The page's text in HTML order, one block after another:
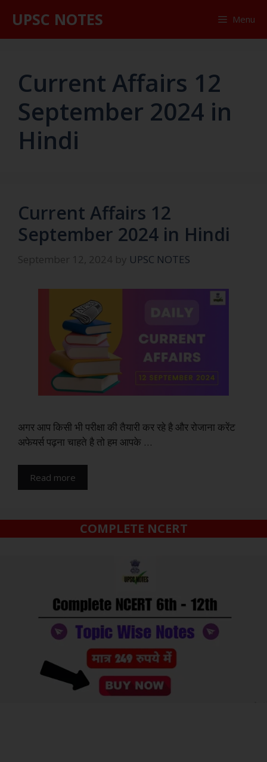
UPSC NOTES Menu
Current Affairs 12
September 2024 in
Hindi
Current Affairs 12
September 2024 in Hindi
September 12, 2024 by UPSC NOTES
अगर आप किसी भी परीक्षा की तैयारी कर रहे है और रोजाना करेंट
अफेयर्स पढ़ना चाहते है तो हम आपके …
Read more
COMPLETE NCERT